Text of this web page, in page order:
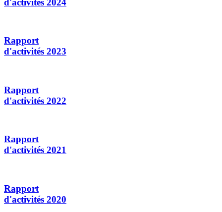
d'activités 2024
Rapport
d'activités 2023
Rapport
d'activités 2022
Rapport
d'activités 2021
Rapport
d'activités 2020